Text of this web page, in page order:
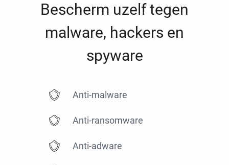
Bescherm uzelf tegen
malware, hackers en
spyware
Anti-malware
Anti-ransomware
Anti-adware